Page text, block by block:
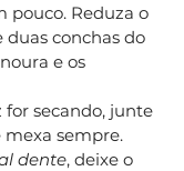
pouco. Reduza o
conchas do
e os
secando, junte
mexa sempre.
dente, deixe o